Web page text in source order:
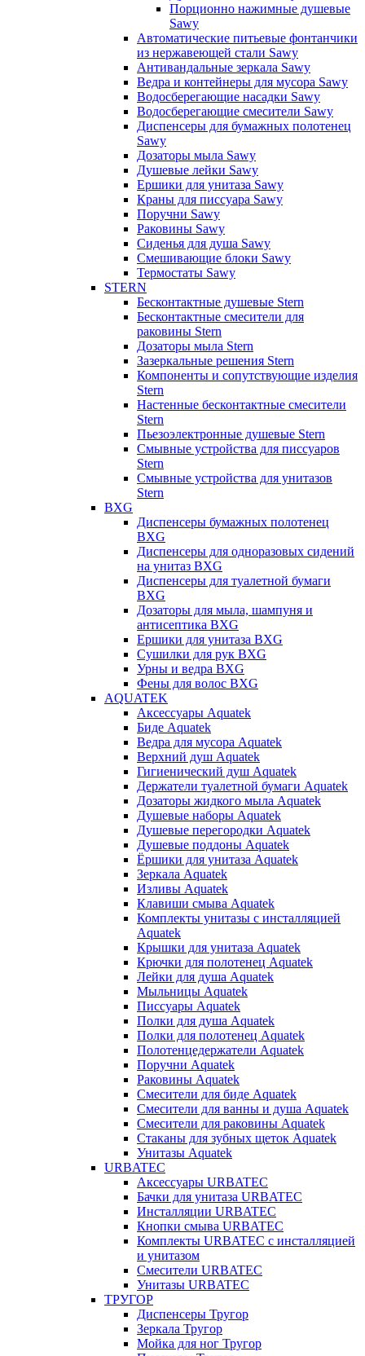
Порционно нажимные душевые
Sawy
Автоматические питьевые фонтанчики
из нержавеющей стали Sawy
Антивандальные зеркала Sawy
Ведра и контейнеры для мусора Sawy
Водосберегающие насадки Sawy
Водосберегающие смесители Sawy
Диспенсеры для бумажных полотенец
Sawy
Дозаторы мыла Sawy
Душевые лейки Sawy
Ершики для унитаза Sawy
Краны для писсуара Sawy
Поручни Sawy
Раковины Sawy
Сиденья для душа Sawy
Смешивающие блоки Sawy
Термостаты Sawy
STERN
Бесконтактные душевые Stern
Бесконтактные смесители для
раковины Stern
Дозаторы мыла Stern
Зазеркальные решения Stern
Компоненты и сопутствующие изделия
Stern
Настенные бесконтактные смесители
Stern
Пьезоэлектронные душевые Stern
Смывные устройства для писсуаров
Stern
Смывные устройства для унитазов
Stern
BXG
Диспенсеры бумажных полотенец
BXG
Диспенсеры для одноразовых сидений
на унитаз BXG
Диспенсеры для туалетной бумаги
BXG
Дозаторы для мыла, шампуня и
антисептика BXG
Ершики для унитаза BXG
Сушилки для рук BXG
Урны и ведра BXG
Фены для волос BXG
AQUATEK
Аксессуары Aquatek
Биде Aquatek
Ведра для мусора Aquatek
Верхний душ Aquatek
Гигиенический душ Aquatek
Держатели туалетной бумаги Aquatek
Дозаторы жидкого мыла Aquatek
Душевые наборы Aquatek
Душевые перегородки Aquatek
Душевые поддоны Aquatek
Ёршики для унитаза Aquatek
Зеркала Aquatek
Изливы Aquatek
Клавиши смыва Aquatek
Комплекты унитазы с инсталляцией
Aquatek
Крышки для унитаза Aquatek
Крючки для полотенец Aquatek
Лейки для душа Aquatek
Мыльницы Aquatek
Писсуары Aquatek
Полки для душа Aquatek
Полки для полотенец Aquatek
Полотенцедержатели Aquatek
Поручни Aquatek
Раковины Aquatek
Смесители для биде Aquatek
Смесители для ванны и душа Aquatek
Смесители для раковины Aquatek
Стаканы для зубных щеток Aquatek
Унитазы Aquatek
URBATEC
Аксессуары URBATEC
Бачки для унитаза URBATEC
Инсталляции URBATEC
Кнопки смыва URBATEC
Комплекты URBATEC с инсталляцией
и унитазом
Смесители URBATEC
Унитазы URBATEC
ТРУГОР
Диспенсеры Тругор
Зеркала Тругор
Мойка для ног Тругор